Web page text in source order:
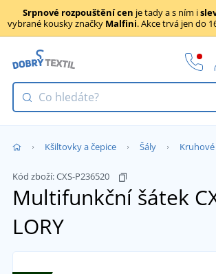
Srpnové rozpouštění cen je tady a s ním i
vybrané kousky značky Malfini. Akce trvá jen do
Kšiltovky a čepice Šály Kruhové
Kód zboží:CXS-P236520
Multifunkční šátek
LORY